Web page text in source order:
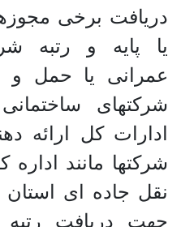
دریافت برخی
یا پایه و رتبه
عمرانی یا حمل
شرکتهای
ادارات کل ارائه
شرکتها مانند
نقل جاده ای
جهت دریافت رتبه